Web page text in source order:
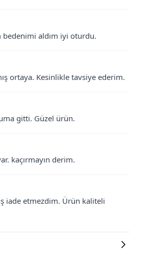
bedenimi aldım iyi oturdu.
ortaya. Kesinlikle tavsiye ederim.
gitti. Güzel ürün.
kaçırmayın derim.
iade etmezdim. Ürün kaliteli